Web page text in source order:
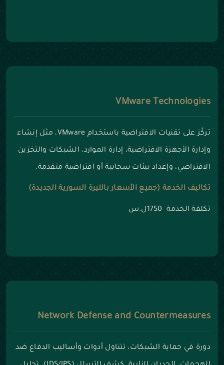
VMware Technologies
تركّز على تقنيات الافتراضية باستخدام VMware، مثل إنشاء
وإدارة الأجهزة الافتراضية، إدارة الموارد، الشبكات والتخزين
الافتراضي، وإعداد بيئات سحابية أو افتراضية متقدمة.
تكاليف الخدمة (جميع الأسعار بالليرة السورية الجديدة)
تكلفة الخدمة 1750ل.س
Network Defense and Countermeasures
دورة في حماية الشبكات، تتناول أدوات وأساليب الدفاع ضد